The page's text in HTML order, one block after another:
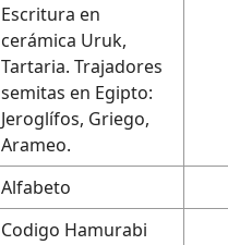
Escritura en
cerámica Uruk,
Tartaria. Trajadores
semitas en Egipto:
Jeroglífos, Griego,
Arameo.
Alfabeto
Codigo Hamurabi